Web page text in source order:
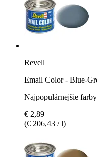
Revell
Email Color - Blue-
Najpopulárnejšie
€ 2,89
(€ 206,43 / l)